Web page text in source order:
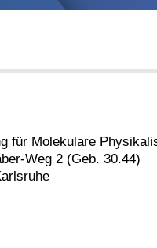
für Molekulare
Weg 2 (Geb. 30.44)